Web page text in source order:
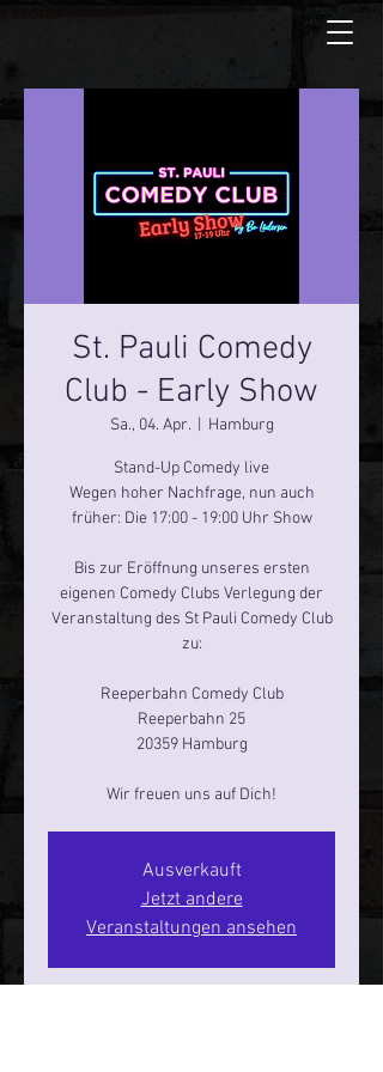
St. Pauli Comedy
Club - Early Show
Sa., 04. Apr.
  |
Hamburg
Stand-Up Comedy live
Wegen hoher Nachfrage, nun auch
früher: Die 17:00 - 19:00 Uhr Show
Bis zur Eröffnung unseres ersten
eigenen Comedy Clubs Verlegung der
Veranstaltung des St Pauli Comedy Club
zu:
Reeperbahn Comedy Club
Reeperbahn 25
20359 Hamburg
Ausverkauft
Jetzt andere
Veranstaltungen ansehen